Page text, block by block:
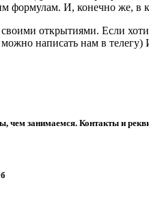
формулам. И, конечно же, в
открытиями. Если
написать нам в
чем занимаемся. Контакты и